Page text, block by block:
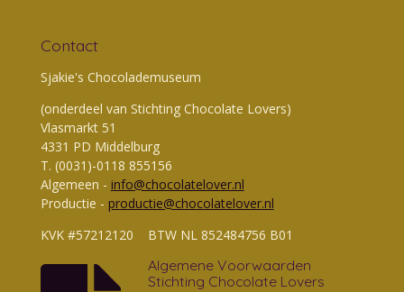
Contact
Sjakie's Chocolademuseum
(onderdeel van Stichting Chocolate Lovers)
Vlasmarkt 51
4331 PD Middelburg
T. (0031)-0118 855156
Algemeen - info@chocolatelover.nl
Productie - productie@chocolatelover.nl
KVK #57212120 BTW NL 852484756 B01
Algemene Voorwaarden
Stichting Chocolate Lovers